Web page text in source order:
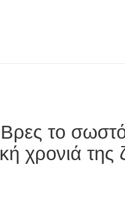
Βρες το
χρονιά της